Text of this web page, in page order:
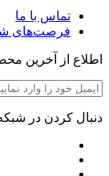
تماس با ما
فرصت‌های
اطلاع از آخرین
دنبال کردن در